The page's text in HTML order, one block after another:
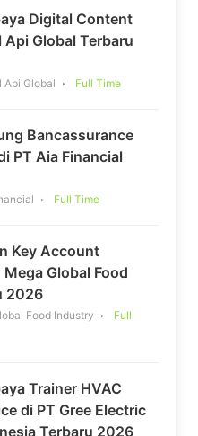
Digital Content
Api Global Terbaru
Api Global Full Time
Bancassurance
PT Aia Financial
Full Time
Key Account
Global Food
2026
Food Industry
Full
Trainer HVAC
di PT Gree Electric
Terbaru 2026